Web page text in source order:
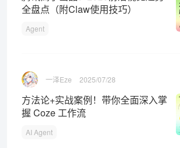
全盘点（附Claw使用技巧）
Agent
一泽Eze 2025/07/28
方法论+实战案例！带你全面深入掌
握 Coze 工作流
AI Agent